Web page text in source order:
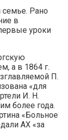
Рано
в
уроки
а в 1864 г.
П.
«для
И. Н.
более года.
«Больное
АХ «за